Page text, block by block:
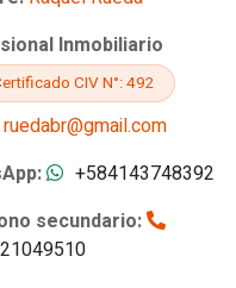
Inmobiliario
CIV N°: 492
ruedabr@gmail.com
+584143748392
secundario: